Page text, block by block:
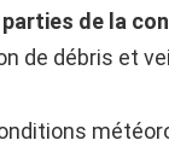
de la
de débris et